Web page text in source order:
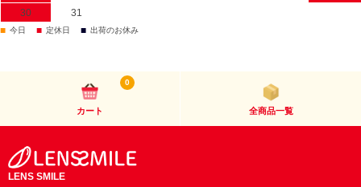
30
31
■ 今日 ■ 定休日 ■ 出荷のお休み
カート
0
全商品一覧
LENS SMILE